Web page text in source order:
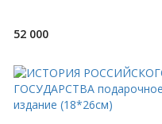
52 000